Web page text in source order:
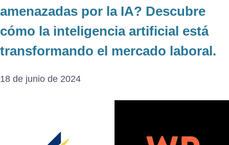
amenazadas por la IA? Descubre
cómo la inteligencia artificial está
transformando el mercado laboral.
18 de junio de 2024